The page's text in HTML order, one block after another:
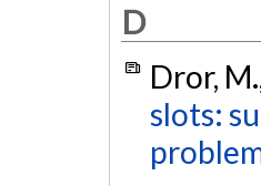
D
Dror,
slots: